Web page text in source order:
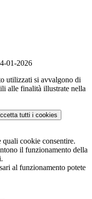
01-2026
utilizzati si avvalgono di
alle finalità illustrate nella
tutti i cookies
quali cookie consentire.
il funzionamento della
al funzionamento potete